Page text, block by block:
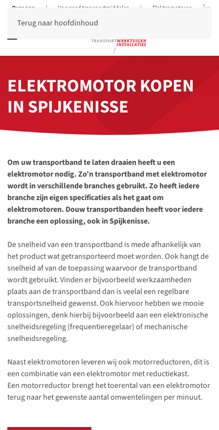
Terug naar hoofdinhoud
Over ons | Voorraad transportmiddelen | Elektromotoren
ELEKTROMOTOR KOPEN
IN SPIJKENISSE
Om uw transportband te laten draaien heeft u een
elektromotor nodig. Zo’n transportband met elektromotor
wordt in verschillende branches gebruikt. Zo heeft iedere
branche zijn eigen specificaties als het gaat om
elektromotoren. Douw transportbanden heeft voor iedere
branche een oplossing, ook in Spijkenisse.
De snelheid van een transportband is mede afhankelijk van
het product wat getransporteerd moet worden. Ook hangt de
snelheid af van de toepassing waarvoor de transportband
wordt gebruikt. Vinden er bijvoorbeeld werkzaamheden
plaats aan de transportband dan is veelal een regelbare
transportsnelheid gewenst. Ook hiervoor hebben we mooie
oplossingen, denk hierbij bijvoorbeeld aan een elektronische
snelheidsregeling (frequentieregelaar) of mechanische
snelheidsregeling.
Naast elektromotoren leveren wij ook motorreductoren, dit is
een combinatie van een elektromotor met reductiekast.
Een motorreductor brengt het toerental van een elektromotor
terug naar het gewenste aantal omwentelingen per minuut.